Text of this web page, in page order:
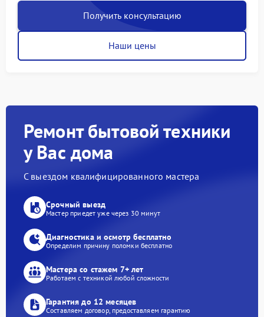
Получить консультацию
Наши цены
Ремонт бытовой техники
у Вас дома
С выездом квалифицированного мастера
Срочный выезд
Мастер приедет уже через 30 минут
Диагностика и осмотр бесплатно
Определим причину поломки бесплатно
Мастера со стажем 7+ лет
Работаем с техникой любой сложности
Гарантия до 12 месяцев
Составляем договор, предоставляем гарантию